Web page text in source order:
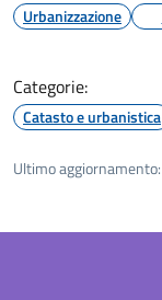
Urbanizzazione
Categorie:
Catasto e urbanistica
Ultimo aggiornamento: